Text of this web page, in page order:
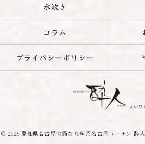
水炊き
コラム
プライバシーポリシー
© 2026 愛知県名古屋の鍋なら純系名古屋コーチン 酔